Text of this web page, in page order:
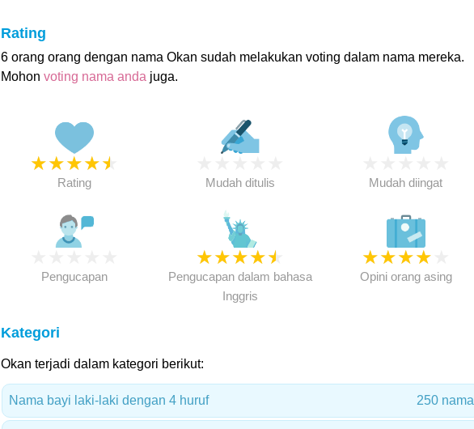
Rating
6 orang orang dengan nama Okan sudah melakukan voting dalam nama mereka.
Mohon voting nama anda juga.
★★★★★
Rating Mudah ditulis Mudah diingat
Pengucapan
★★★★★
Pengucapan dalam bahasa
Inggris
★★★★
Opini orang asing
Kategori
Okan terjadi dalam kategori berikut:
Nama bayi laki-laki dengan 4 huruf 250 nama